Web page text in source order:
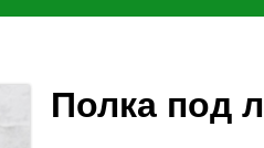
Полка под